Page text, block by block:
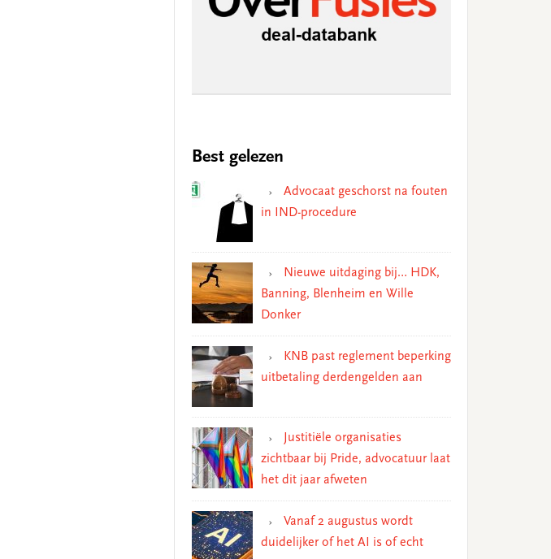
Best gelezen
Advocaat geschorst na fouten
in IND-procedure
Nieuwe uitdaging bij… HDK,
Banning, Blenheim en Wille
Donker
KNB past reglement beperking
uitbetaling derdengelden aan
Justitiële organisaties
zichtbaar bij Pride, advocatuur laat
het dit jaar afweten
Vanaf 2 augustus wordt
duidelijker of het AI is of echt